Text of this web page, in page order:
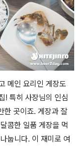
메인 요리인 게장도
! 특히 사장님의 인심
한 곳이죠. 게장과 잘
콤한 일품 게장을 먹
눕니다. 이 재미로 여